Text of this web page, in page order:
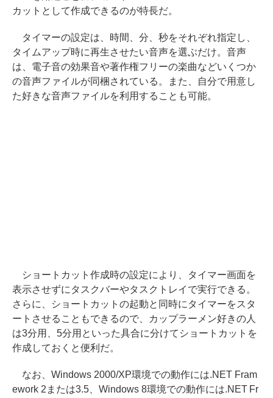
カットとして作成できるのが特長だ。
タイマーの設定は、時間、分、秒をそれぞれ指定し、
タイムアップ時に再生させたい音声を選ぶだけ。音声
は、電子音の効果音や著作権フリーの楽曲などいくつか
の音声ファイルが同梱されている。また、自分で用意し
た好きな音声ファイルを利用することも可能。
ショートカット作成時の設定により、タイマー画面を
表示させずにタスクバーやタスクトレイで実行できる。
さらに、ショートカットの起動と同時にタイマーをスタ
ートさせることもできるので、カップラーメン好きの人
は3分用、5分用といった具合に分けてショートカットを
作成しておくと便利だ。
なお、Windows 2000/XP環境での動作には.NET Fram
ework 2または3.5、Windows 8環境での動作には.NET Fr